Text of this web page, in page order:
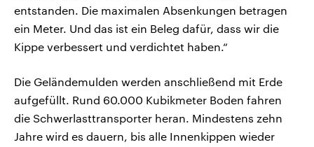
entstanden. Die maximalen Absenkungen betragen
ein Meter. Und das ist ein Beleg dafür, dass wir die
Kippe verbessert und verdichtet haben.“
Die Geländemulden werden anschließend mit Erde
aufgefüllt. Rund 60.000 Kubikmeter Boden fahren
die Schwerlasttransporter heran. Mindestens zehn
Jahre wird es dauern, bis alle Innenkippen wieder